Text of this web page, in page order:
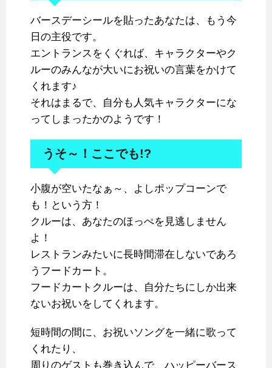
バースデーシールを貼ったあなたは、もう今
日の主役です。
エントランスをくぐれば、キャラクターやク
ルーのみんなが大いにお祝いの言葉をかけて
くれます♪
それはまるで、自分も人気キャラクターにな
ってしまったかのようです！
うそ～！ここでも!?
小腹が空いたなぁ～、よしポップコーンで
も！という方！
クルーは、あなたのほっぺを見逃しません
よ！
レストランみたいに長時間滞在しないであろ
うフードカート。
フードカートクルーは、自分たちにしか出来
ないお祝いをしてくれます。
短時間の間に、お祝いソングを一緒に歌って
くれたり、
周りのゲストも巻き込んで、ハッピーバース